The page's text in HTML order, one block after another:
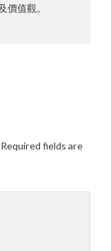
價值觀。
Required fields are